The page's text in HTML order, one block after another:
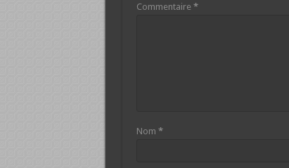
Commentaire *
Nom *